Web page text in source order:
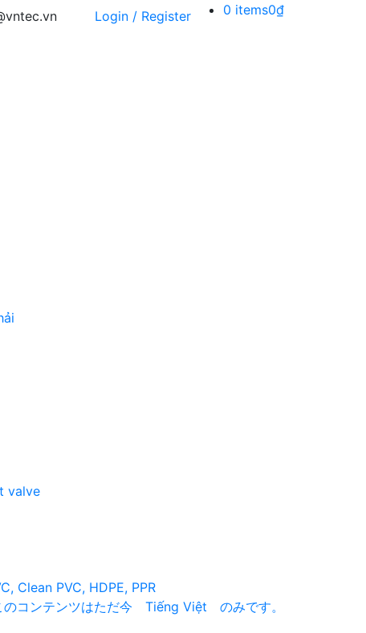
Login / Register 0 items0₫
valve
Clean PVC, HDPE, PPR
のコンテンツはただ今 Tiếng Việt のみです。